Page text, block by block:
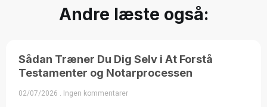
Andre læste også:
Sådan Træner Du Dig Selv i At Forstå
Testamenter og Notarprocessen
02/07/2026 Ingen kommentarer